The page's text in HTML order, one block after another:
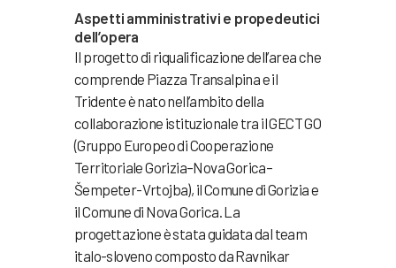
Aspetti amministrativi e propedeutici
dell’opera
Il progetto di riqualificazione dell’area che
comprende Piazza Transalpina e il
Tridente è nato nell’ambito della
collaborazione istituzionale tra il GECT GO
(Gruppo Europeo di Cooperazione
Territoriale Gorizia–Nova Gorica–
Šempeter-Vrtojba), il Comune di Gorizia e
il Comune di Nova Gorica. La
progettazione è stata guidata dal team
italo-sloveno composto da Ravnikar